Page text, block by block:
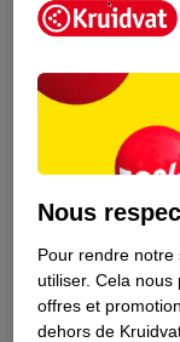
Nous
Pour rendre notre
utiliser. Cela nous
offres et
dehors de